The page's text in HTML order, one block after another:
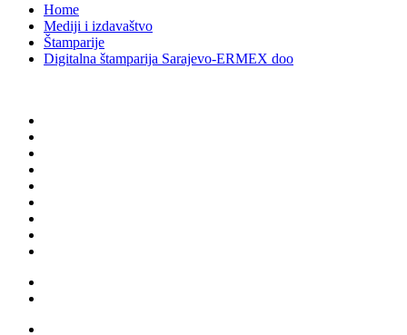
Home
Mediji i izdavaštvo
Štamparije
Digitalna štamparija Sarajevo-ERMEX doo